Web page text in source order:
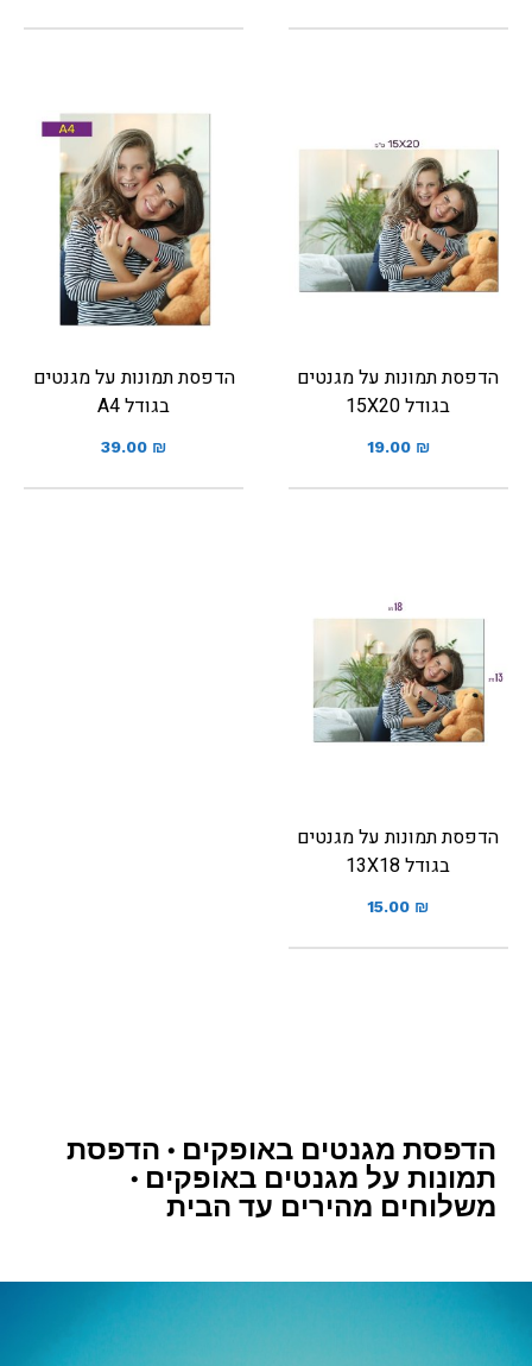
הדפסת תמונות על מגנטים
בגודל 15X20
19.00 ₪
הדפסת תמונות על מגנטים
בגודל A4
39.00 ₪
הדפסת תמונות על מגנטים
בגודל 13X18
15.00 ₪
הדפסת מגנטים באופקים • הדפסת
תמונות על מגנטים באופקים •
משלוחים מהירים עד הבית